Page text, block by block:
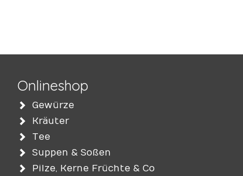
Onlineshop
Gewürze
Kräuter
Tee
Suppen & Soßen
Pilze, Kerne Früchte & Co